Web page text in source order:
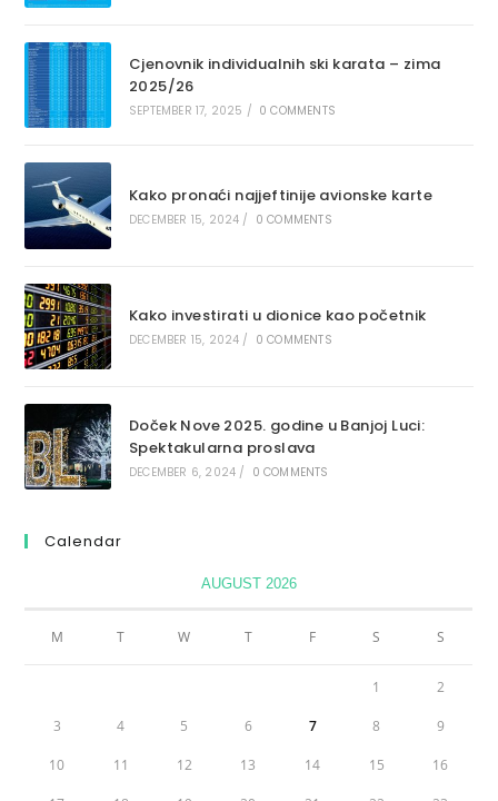
Cjenovnik individualnih ski karata – zima
2025/26
SEPTEMBER 17, 2025 / 0 COMMENTS
Kako pronaći najjeftinije avionske karte
DECEMBER 15, 2024 / 0 COMMENTS
Kako investirati u dionice kao početnik
DECEMBER 15, 2024 / 0 COMMENTS
Doček Nove 2025. godine u Banjoj Luci:
Spektakularna proslava
DECEMBER 6, 2024 / 0 COMMENTS
Calendar
AUGUST 2026
M T W T F S S
1 2
3 4 5 6 7 8 9
10 11 12 13 14 15 16